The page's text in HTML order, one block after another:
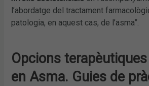
l’abordatge del tractament
patologia, en aquest cas, de l’asma”.
Opcions
en Asma. Guies de